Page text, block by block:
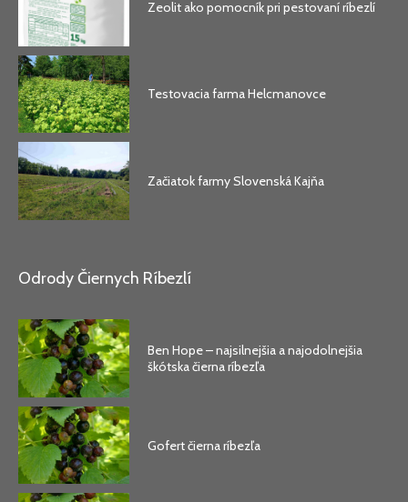
Zeolit ako pomocník pri pestovaní ríbezlí
Testovacia farma Helcmanovce
Začiatok farmy Slovenská Kajňa
Odrody Čiernych Ríbezlí
Ben Hope – najsilnejšia a najodolnejšia
škótska čierna ríbezľa
Gofert čierna ríbezľa